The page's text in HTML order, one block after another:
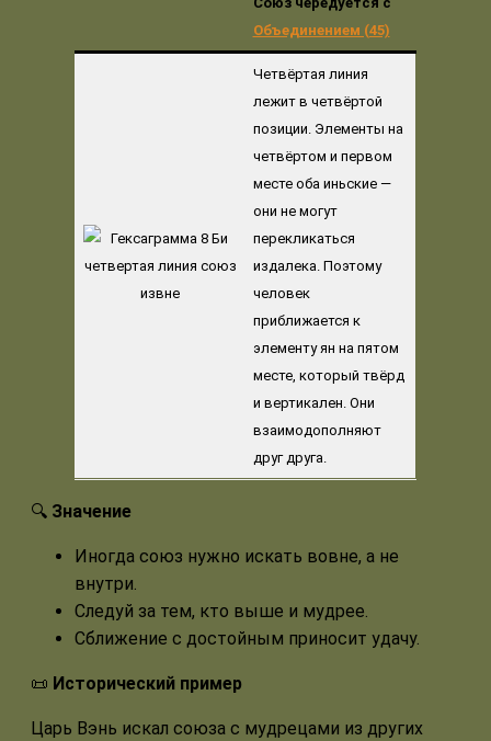
Объединением (45)
Четвёртая линия
лежит в четвёртой
позиции. Элементы на
четвёртом и первом
месте оба иньские —
они не могут
перекликаться
издалека. Поэтому
человек
приближается к
элементу ян на пятом
месте, который твёрд
и вертикален. Они
взаимодополняют
друг друга.
🔍 Значение
Иногда союз нужно искать вовне, а не
внутри.
Следуй за тем, кто выше и мудрее.
Сближение с достойным приносит удачу.
📜 Исторический пример
Царь Вэнь искал союза с мудрецами из других